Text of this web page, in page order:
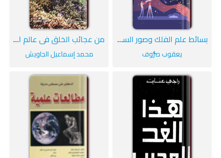
بسائط علم الفلك وصور السماء
يعقوب صرُّوف
من عجائب الخلق في عالم البحار
محمد إسماعيل الجاويش